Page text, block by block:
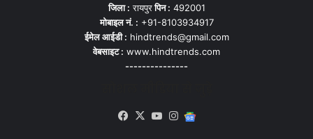
जिला : रायपुरपिन : 492001
मोबाइल नं. : +91-8103934917
ईमेल आईडी : hindtrends@gmail.com
वेबसाइट : www.hindtrends.com
---------------
Facebook
X YouTubeInstagram